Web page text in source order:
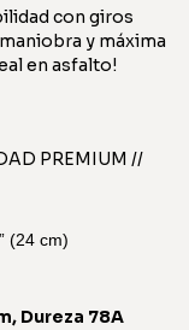
con giros
y máxima
en asfalto!
PREMIUM //
(24 cm)
Dureza 78A